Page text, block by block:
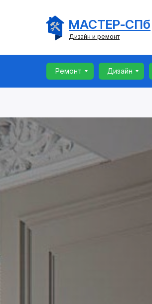
МАСТЕР-СПб
Дизайн и ремонт
Ремонт Дизайн
Ремонт